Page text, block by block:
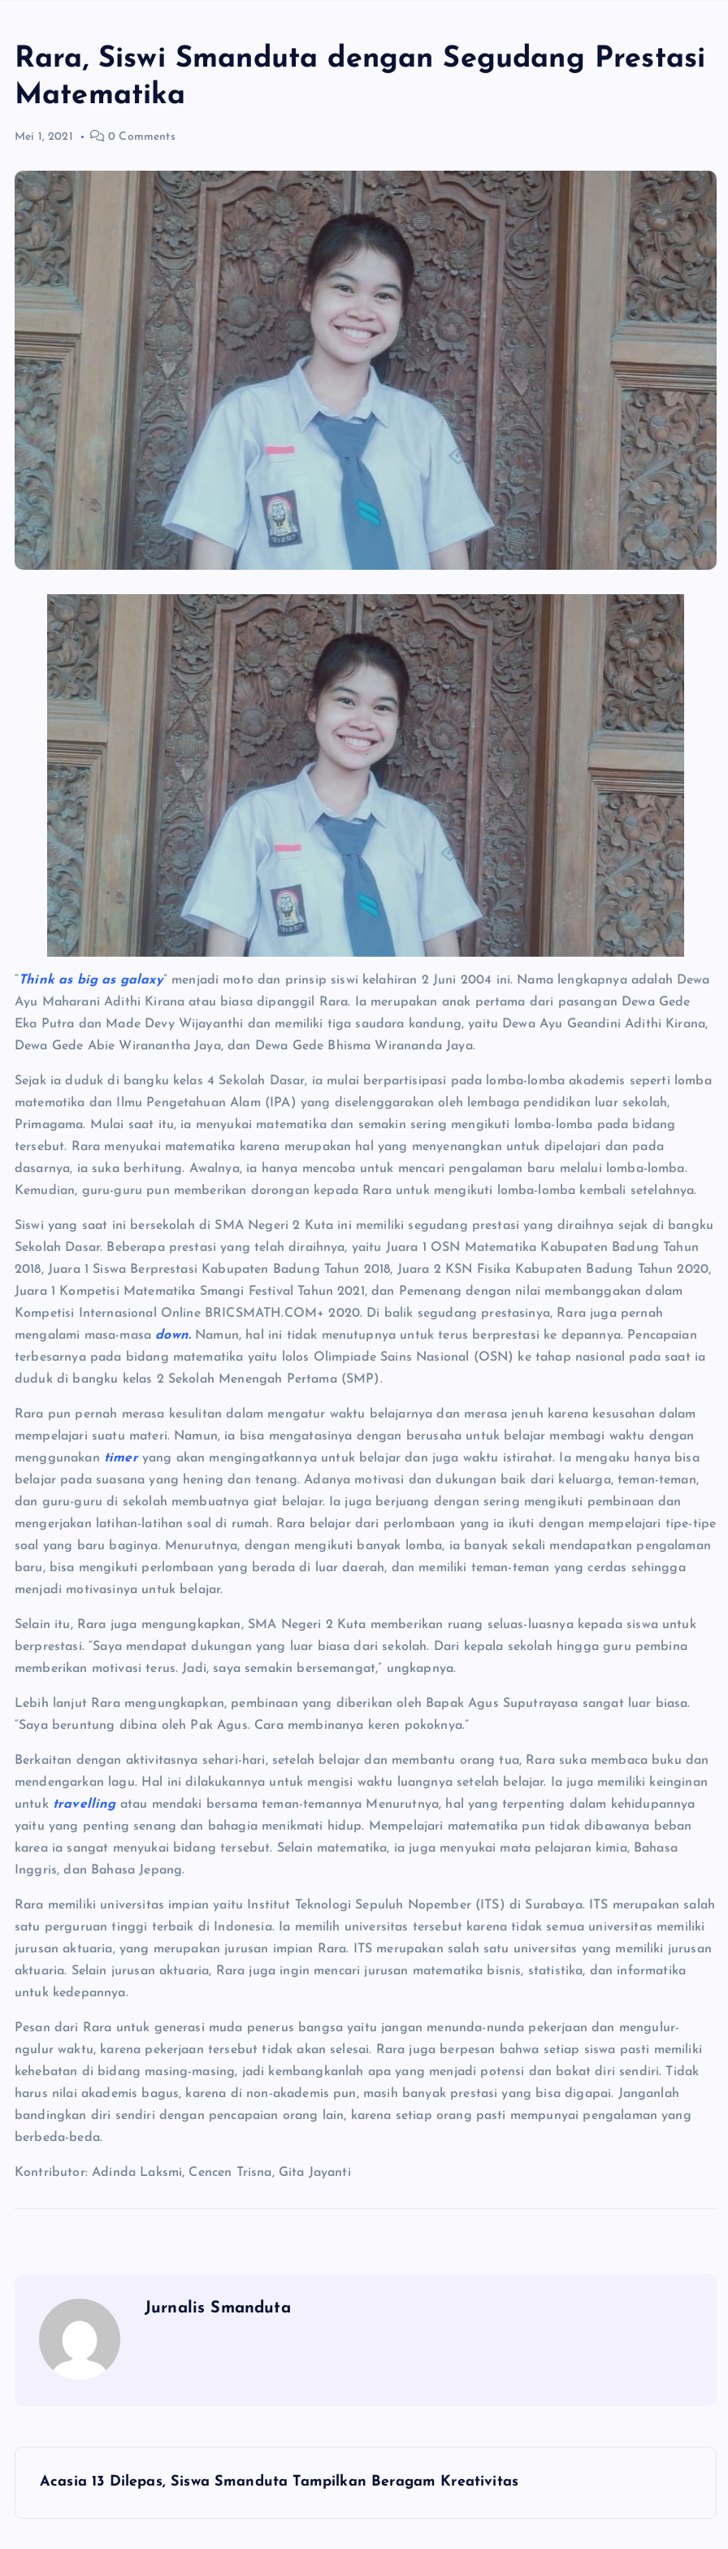
Rara, Siswi Smanduta dengan Segudang Prestasi
Matematika
Mei 1, 2021 0 Comments
“ Think as big as galaxy” menjadi moto dan prinsip siswi kelahiran 2 Juni 2004 ini. Nama lengkapnya adalah Dewa
Ayu Maharani Adithi Kirana atau biasa dipanggil Rara. Ia merupakan anak pertama dari pasangan Dewa Gede
Eka Putra dan Made Devy Wijayanthi dan memiliki tiga saudara kandung, yaitu Dewa Ayu Geandini Adithi Kirana,
Dewa Gede Abie Wiranantha Jaya, dan Dewa Gede Bhisma Wirananda Jaya.
Sejak ia duduk di bangku kelas 4 Sekolah Dasar, ia mulai berpartisipasi pada lomba-lomba akademis seperti lomba
matematika dan Ilmu Pengetahuan Alam (IPA) yang diselenggarakan oleh lembaga pendidikan luar sekolah,
Primagama. Mulai saat itu, ia menyukai matematika dan semakin sering mengikuti lomba-lomba pada bidang
tersebut. Rara menyukai matematika karena merupakan hal yang menyenangkan untuk dipelajari dan pada
dasarnya, ia suka berhitung. Awalnya, ia hanya mencoba untuk mencari pengalaman baru melalui lomba-lomba.
Kemudian, guru-guru pun memberikan dorongan kepada Rara untuk mengikuti lomba-lomba kembali setelahnya.
Siswi yang saat ini bersekolah di SMA Negeri 2 Kuta ini memiliki segudang prestasi yang diraihnya sejak di bangku
Sekolah Dasar. Beberapa prestasi yang telah diraihnya, yaitu Juara 1 OSN Matematika Kabupaten Badung Tahun
2018, Juara 1 Siswa Berprestasi Kabupaten Badung Tahun 2018, Juara 2 KSN Fisika Kabupaten Badung Tahun 2020,
Juara 1 Kompetisi Matematika Smangi Festival Tahun 2021, dan Pemenang dengan nilai membanggakan dalam
Kompetisi Internasional Online BRICSMATH.COM+ 2020. Di balik segudang prestasinya, Rara juga pernah
mengalami masa-masa down. Namun, hal ini tidak menutupnya untuk terus berprestasi ke depannya. Pencapaian
terbesarnya pada bidang matematika yaitu lolos Olimpiade Sains Nasional (OSN) ke tahap nasional pada saat ia
duduk di bangku kelas 2 Sekolah Menengah Pertama (SMP).
Rara pun pernah merasa kesulitan dalam mengatur waktu belajarnya dan merasa jenuh karena kesusahan dalam
mempelajari suatu materi. Namun, ia bisa mengatasinya dengan berusaha untuk belajar membagi waktu dengan
menggunakan timer yang akan mengingatkannya untuk belajar dan juga waktu istirahat. Ia mengaku hanya bisa
belajar pada suasana yang hening dan tenang. Adanya motivasi dan dukungan baik dari keluarga, teman-teman,
dan guru-guru di sekolah membuatnya giat belajar. Ia juga berjuang dengan sering mengikuti pembinaan dan
mengerjakan latihan-latihan soal di rumah. Rara belajar dari perlombaan yang ia ikuti dengan mempelajari tipe-tipe
soal yang baru baginya. Menurutnya, dengan mengikuti banyak lomba, ia banyak sekali mendapatkan pengalaman
baru, bisa mengikuti perlombaan yang berada di luar daerah, dan memiliki teman-teman yang cerdas sehingga
menjadi motivasinya untuk belajar.
Selain itu, Rara juga mengungkapkan, SMA Negeri 2 Kuta memberikan ruang seluas-luasnya kepada siswa untuk
berprestasi. “Saya mendapat dukungan yang luar biasa dari sekolah. Dari kepala sekolah hingga guru pembina
memberikan motivasi terus. Jadi, saya semakin bersemangat,” ungkapnya.
Lebih lanjut Rara mengungkapkan, pembinaan yang diberikan oleh Bapak Agus Suputrayasa sangat luar biasa.
“Saya beruntung dibina oleh Pak Agus. Cara membinanya keren pokoknya.”
Berkaitan dengan aktivitasnya sehari-hari, setelah belajar dan membantu orang tua, Rara suka membaca buku dan
mendengarkan lagu. Hal ini dilakukannya untuk mengisi waktu luangnya setelah belajar. Ia juga memiliki keinginan
untuk travelling atau mendaki bersama teman-temannya Menurutnya, hal yang terpenting dalam kehidupannya
yaitu yang penting senang dan bahagia menikmati hidup. Mempelajari matematika pun tidak dibawanya beban
karea ia sangat menyukai bidang tersebut. Selain matematika, ia juga menyukai mata pelajaran kimia, Bahasa
Inggris, dan Bahasa Jepang.
Rara memiliki universitas impian yaitu Institut Teknologi Sepuluh Nopember (ITS) di Surabaya. ITS merupakan salah
satu perguruan tinggi terbaik di Indonesia. Ia memilih universitas tersebut karena tidak semua universitas memiliki
jurusan aktuaria, yang merupakan jurusan impian Rara. ITS merupakan salah satu universitas yang memiliki jurusan
aktuaria. Selain jurusan aktuaria, Rara juga ingin mencari jurusan matematika bisnis, statistika, dan informatika
untuk kedepannya.
Pesan dari Rara untuk generasi muda penerus bangsa yaitu jangan menunda-nunda pekerjaan dan mengulur-
ngulur waktu, karena pekerjaan tersebut tidak akan selesai. Rara juga berpesan bahwa setiap siswa pasti memiliki
kehebatan di bidang masing-masing, jadi kembangkanlah apa yang menjadi potensi dan bakat diri sendiri. Tidak
harus nilai akademis bagus, karena di non-akademis pun, masih banyak prestasi yang bisa digapai. Janganlah
bandingkan diri sendiri dengan pencapaian orang lain, karena setiap orang pasti mempunyai pengalaman yang
berbeda-beda.
Kontributor: Adinda Laksmi, Cencen Trisna, Gita Jayanti
Jurnalis Smanduta
NAcasia 13 Dilepas, Siswa Smanduta Tampilkan Beragam Kreativitas